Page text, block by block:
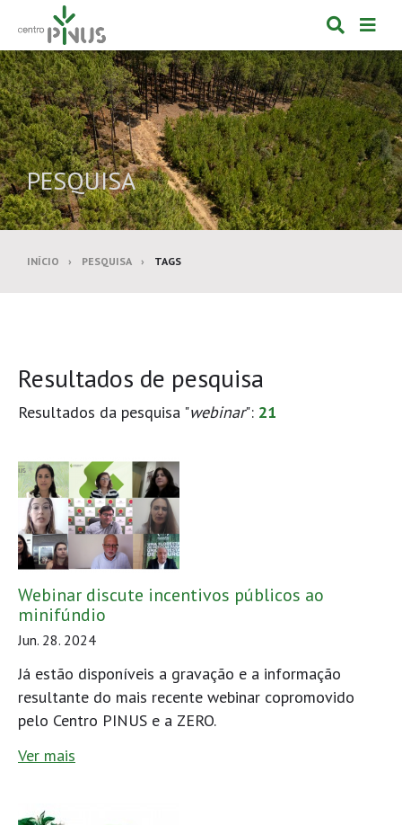
Alternar
de
de
PESQUISA
INÍCIO PESQUISA TAGS
Resultados de pesquisa
Resultados da pesquisa "webinar": 21
Webinar discute incentivos públicos ao
minifúndio
Jun. 28. 2024
Já estão disponíveis a gravação e a informação
resultante do mais recente webinar copromovido
pelo Centro PINUS e a ZERO.
Ver mais